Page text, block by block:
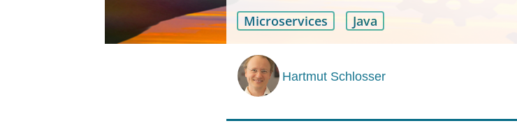
Microservices Java
Hartmut Schlosser